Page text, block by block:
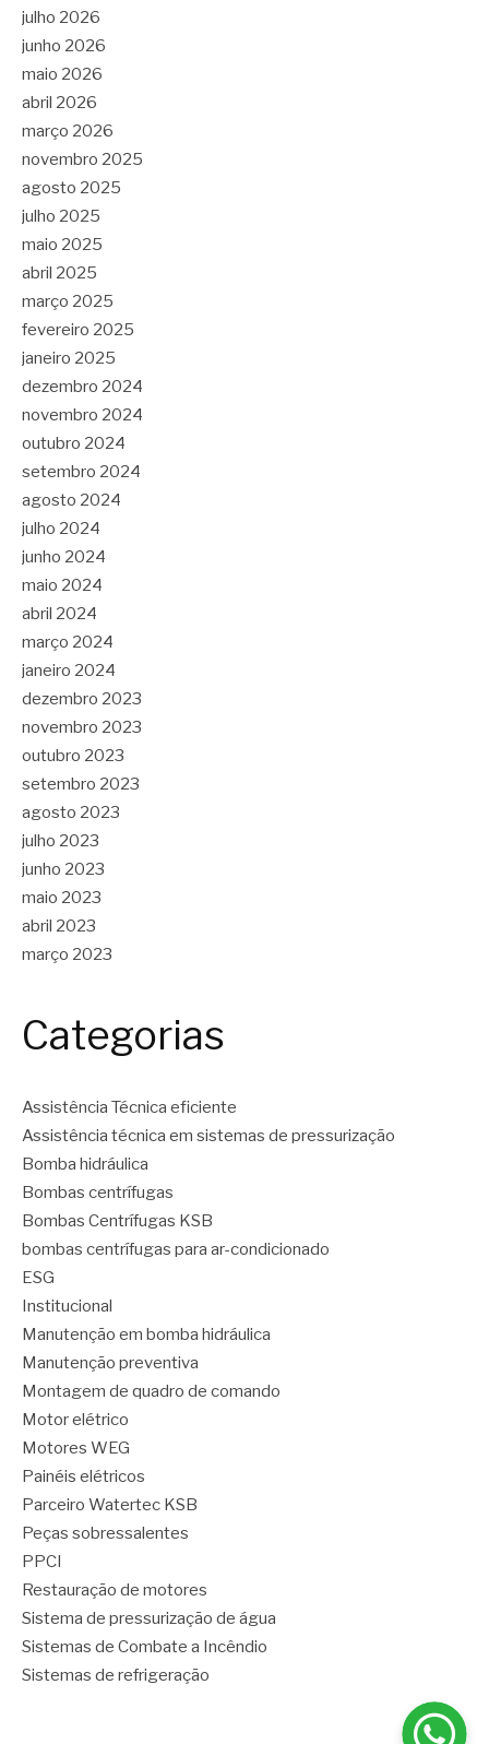
julho 2026
junho 2026
maio 2026
abril 2026
março 2026
novembro 2025
agosto 2025
julho 2025
maio 2025
abril 2025
março 2025
fevereiro 2025
janeiro 2025
dezembro 2024
novembro 2024
outubro 2024
setembro 2024
agosto 2024
julho 2024
junho 2024
maio 2024
abril 2024
março 2024
janeiro 2024
dezembro 2023
novembro 2023
outubro 2023
setembro 2023
agosto 2023
julho 2023
junho 2023
maio 2023
abril 2023
março 2023
Categorias
Assistência Técnica eficiente
Assistência técnica em sistemas de pressurização
Bomba hidráulica
Bombas centrífugas
Bombas Centrífugas KSB
bombas centrífugas para ar-condicionado
ESG
Institucional
Manutenção em bomba hidráulica
Manutenção preventiva
Montagem de quadro de comando
Motor elétrico
Motores WEG
Painéis elétricos
Parceiro Watertec KSB
Peças sobressalentes
PPCI
Restauração de motores
Sistema de pressurização de água
Sistemas de Combate a Incêndio
Sistemas de refrigeração